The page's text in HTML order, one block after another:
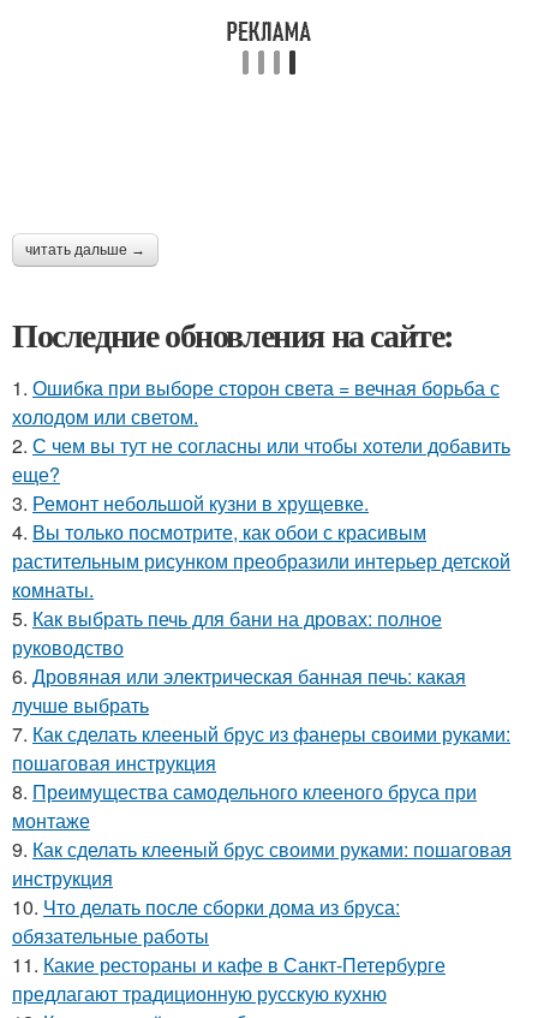
читать дальше →
Последние обновления на сайте:
1. Ошибка при выборе сторон света = вечная борьба с
холодом или светом.
2. С чем вы тут не согласны или чтобы хотели добавить
еще?
3. Ремонт небольшой кузни в хрущевке.
4. Вы только посмотрите, как обои с красивым
растительным рисунком преобразили интерьер детской
комнаты.
5. Как выбрать печь для бани на дровах: полное
руководство
6. Дровяная или электрическая банная печь: какая
лучше выбрать
7. Как сделать клееный брус из фанеры своими руками:
пошаговая инструкция
8. Преимущества самодельного клееного бруса при
монтаже
9. Как сделать клееный брус своими руками: пошаговая
инструкция
10. Что делать после сборки дома из бруса:
обязательные работы
11. Какие рестораны и кафе в Санкт-Петербурге
предлагают традиционную русскую кухню